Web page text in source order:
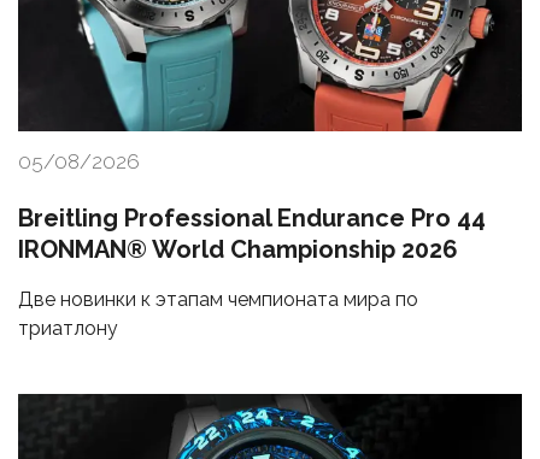
05/08/2026
Breitling Professional Endurance Pro 44
IRONMAN® World Championship 2026
Две новинки к этапам чемпионата мира по
триатлону